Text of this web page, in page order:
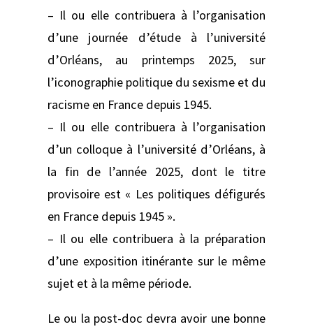
– Il ou elle contribuera à l’organisation
d’une journée d’étude à l’université
d’Orléans, au printemps 2025, sur
l’iconographie politique du sexisme et du
racisme en France depuis 1945.
– Il ou elle contribuera à l’organisation
d’un colloque à l’université d’Orléans, à
la fin de l’année 2025, dont le titre
provisoire est « Les politiques défigurés
en France depuis 1945 ».
– Il ou elle contribuera à la préparation
d’une exposition itinérante sur le même
sujet et à la même période.
Le ou la post-doc devra avoir une bonne